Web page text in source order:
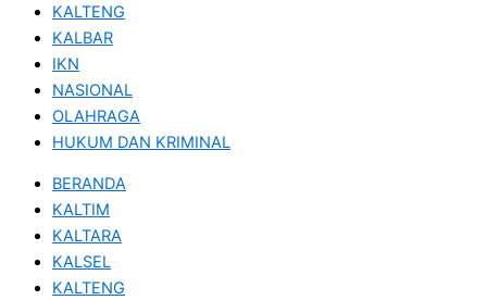
KALTENG
KALBAR
IKN
NASIONAL
OLAHRAGA
HUKUM DAN KRIMINAL
BERANDA
KALTIM
KALTARA
KALSEL
KALTENG